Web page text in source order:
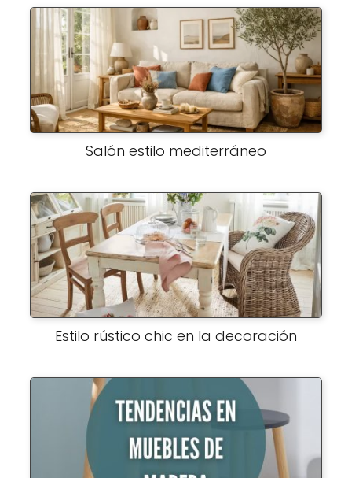
Salón estilo mediterráneo
Estilo rústico chic en la decoración